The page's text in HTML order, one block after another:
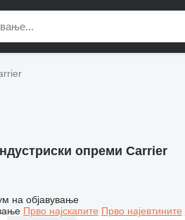
опреми Carrier
на објавување
Прво најскапите Прво најевтините